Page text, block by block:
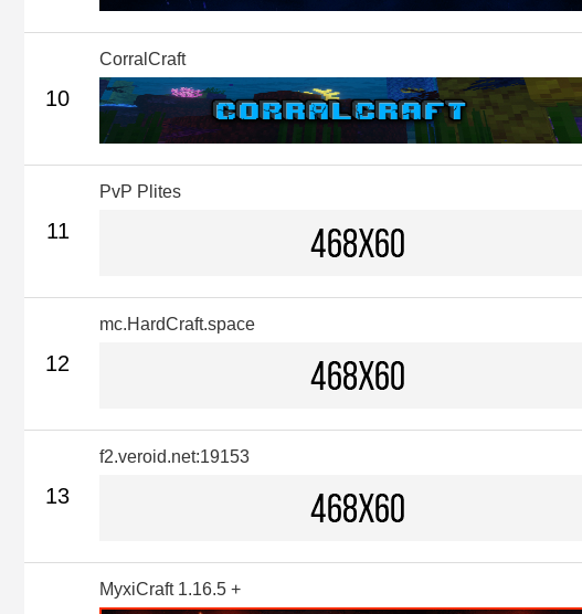
10
CorralCraft
11
PvP Plites
12
mc.HardCraft.space
13
f2.veroid.net:19153
MyxiCraft 1.16.5 +